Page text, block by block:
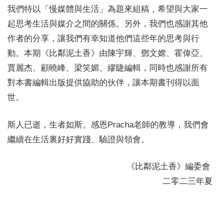
我們特以「慢媒體與生活」為題來組稿，希望與大家一
起思考生活與媒介之間的關係。另外，我們也感謝其他
作者的分享，讓我們有幸知道他們這些年的思考與行
動。本期《比鄰泥土香》由陳宇輝、鄧文嫦、霍偉亞、
賈麗杰、顧曉峰、梁笑媚、繆睫編輯，同時也感謝所有
對本書編輯出版提供協助的伙伴，讓本期書刊得以面
世。
斯人已逝，生者如斯。感恩Pracha老師的教導，我們會
繼續在生活裏好好實踐、驗證與領會。
《比鄰泥土香》編委會
二零二三年夏